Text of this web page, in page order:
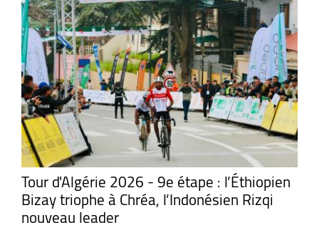
Tour d'Algérie 2026 - 9e étape : l’Éthiopien
Bizay triophe à Chréa, l’Indonésien Rizqi
nouveau leader